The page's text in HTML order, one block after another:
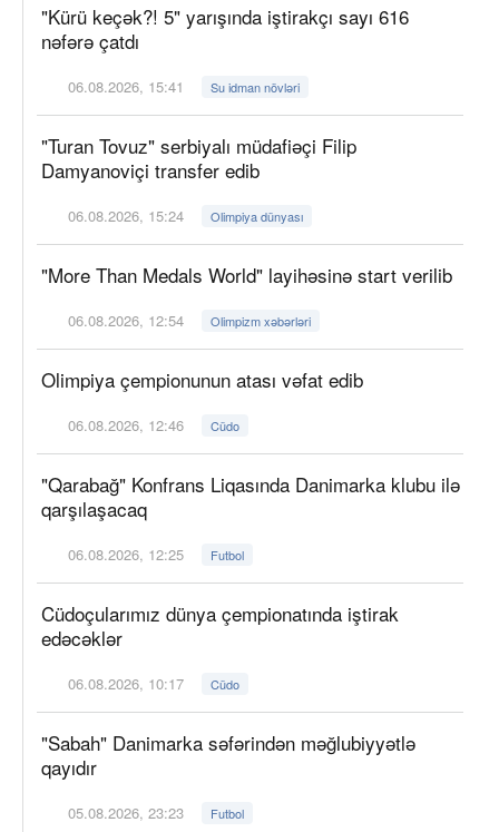
"Kürü keçək?! 5" yarışında iştirakçı sayı 616
nəfərə çatdı
06.08.2026, 15:41 Su idman növləri
"Turan Tovuz" serbiyalı müdafiəçi Filip
Damyanoviçi transfer edib
06.08.2026, 15:24 Olimpiya dünyası
"More Than Medals World" layihəsinə start verilib
06.08.2026, 12:54 Olimpizm xəbərləri
Olimpiya çempionunun atası vəfat edib
06.08.2026, 12:46 Cüdo
"Qarabağ" Konfrans Liqasında Danimarka klubu ilə
qarşılaşacaq
06.08.2026, 12:25 Futbol
Cüdoçularımız dünya çempionatında iştirak
edəcəklər
06.08.2026, 10:17 Cüdo
"Sabah" Danimarka səfərindən məğlubiyyətlə
qayıdır
05.08.2026, 23:23 Futbol